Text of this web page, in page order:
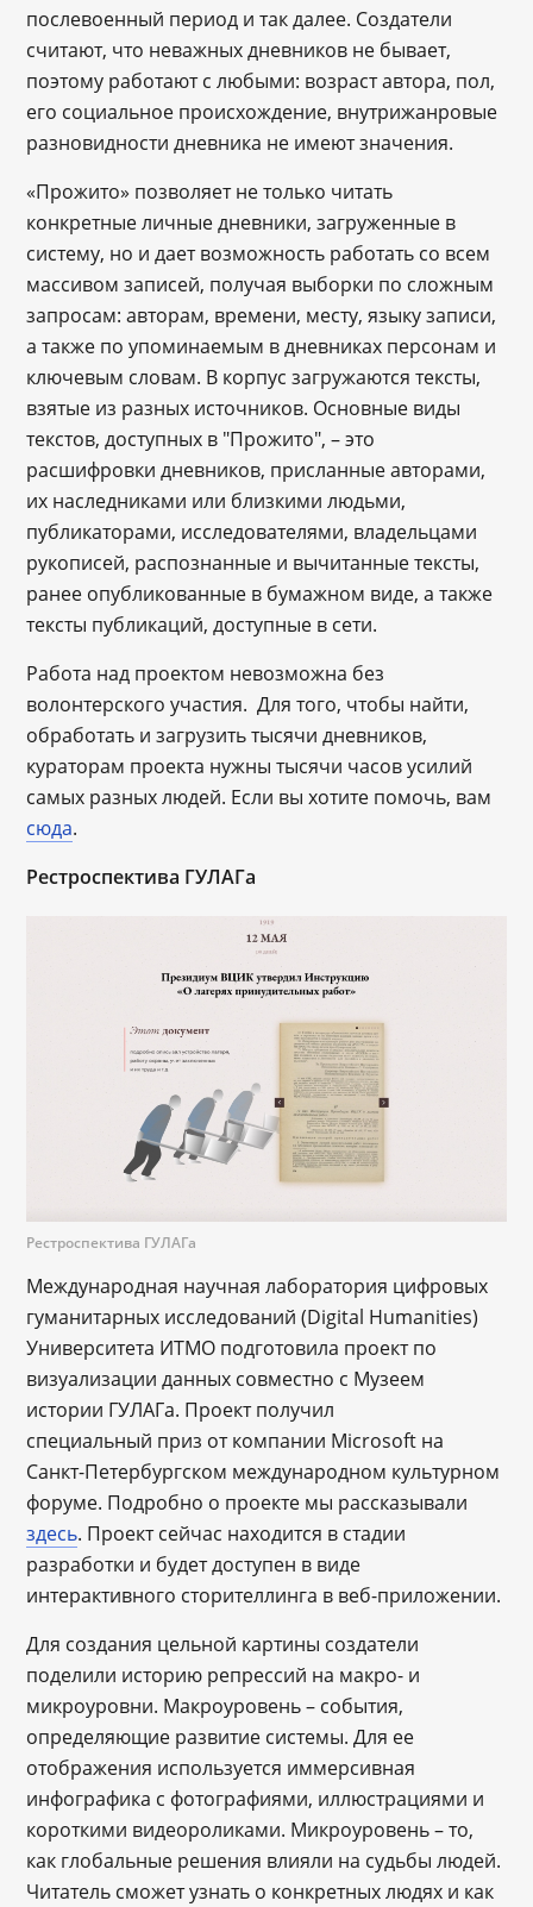
послевоенный период и так далее. Создатели
считают, что неважных дневников не бывает,
поэтому работают с любыми: возраст автора, пол,
его социальное происхождение, внутрижанровые
разновидности дневника не имеют значения.
«Прожито» позволяет не только читать
конкретные личные дневники, загруженные в
систему, но и дает возможность работать со всем
массивом записей, получая выборки по сложным
запросам: авторам, времени, месту, языку записи,
а также по упоминаемым в дневниках персонам и
ключевым словам. В корпус загружаются тексты,
взятые из разных источников. Основные виды
текстов, доступных в "Прожито", – это
расшифровки дневников, присланные авторами,
их наследниками или близкими людьми,
публикаторами, исследователями, владельцами
рукописей, распознанные и вычитанные тексты,
ранее опубликованные в бумажном виде, а также
тексты публикаций, доступные в сети.
Работа над проектом невозможна без
волонтерского участия. Для того, чтобы найти,
обработать и загрузить тысячи дневников,
кураторам проекта нужны тысячи часов усилий
самых разных людей. Если вы хотите помочь, вам
сюда.
Рестроспектива ГУЛАГа
Рестроспектива ГУЛАГа
Международная научная лаборатория цифровых
гуманитарных исследований (Digital Humanities)
Университета ИТМО подготовила проект по
визуализации данных совместно с Музеем
истории ГУЛАГа. Проект получил
специальный приз от компании Microsoft на
Санкт-Петербургском международном культурном
форуме. Подробно о проекте мы рассказывали
здесь. Проект сейчас находится в стадии
разработки и будет доступен в виде
интерактивного сторителлинга в веб-приложении.
Для создания цельной картины создатели
поделили историю репрессий на макро- и
микроуровни. Макроуровень – события,
определяющие развитие системы. Для ее
отображения используется иммерсивная
инфографика с фотографиями, иллюстрациями и
короткими видеороликами. Микроуровень – то,
как глобальные решения влияли на судьбы людей.
Читатель сможет узнать о конкретных людях и как